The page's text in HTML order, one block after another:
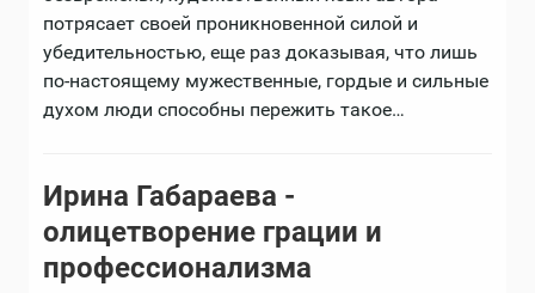
потрясает своей проникновенной силой и
убедительностью, еще раз доказывая, что лишь
по-настоящему мужественные, гордые и сильные
духом люди способны пережить такое…
Ирина Габараева -
олицетворение грации и
профессионализма